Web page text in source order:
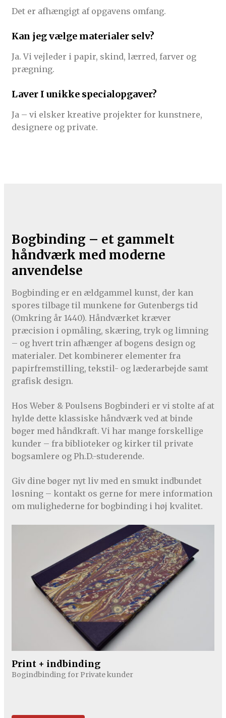
Det er afhængigt af opgavens omfang.
Kan jeg vælge materialer selv?
Ja. Vi vejleder i papir, skind, lærred, farver og
prægning.
Laver I unikke specialopgaver?
Ja – vi elsker kreative projekter for kunstnere,
designere og private.
Bogbinding – et gammelt
håndværk med moderne
anvendelse
Bogbinding er en ældgammel kunst, der kan
spores tilbage til munkene før Gutenbergs tid
(Omkring år 1440). Håndværket kræver
præcision i opmåling, skæring, tryk og limning
– og hvert trin afhænger af bogens design og
materialer. Det kombinerer elementer fra
papirfremstilling, tekstil- og læderarbejde samt
grafisk design.
Hos Weber & Poulsens Bogbinderi er vi stolte af at
hylde dette klassiske håndværk ved at binde
bøger med håndkraft. Vi har mange forskellige
kunder – fra biblioteker og kirker til private
bogsamlere og Ph.D.-studerende.
Giv dine bøger nyt liv med en smukt indbundet
løsning – kontakt os gerne for mere information
om mulighederne for bogbinding i høj kvalitet.
Print + indbinding
Bogindbinding for Private kunder